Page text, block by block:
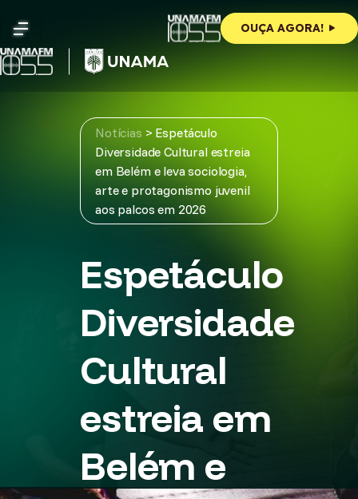
content
OUÇA AGORA!
Notícias > Espetáculo
Diversidade Cultural estreia
em Belém e leva sociologia,
arte e protagonismo juvenil
aos palcos em 2026
Espetáculo
Diversidade
Cultural
estreia em
Belém e